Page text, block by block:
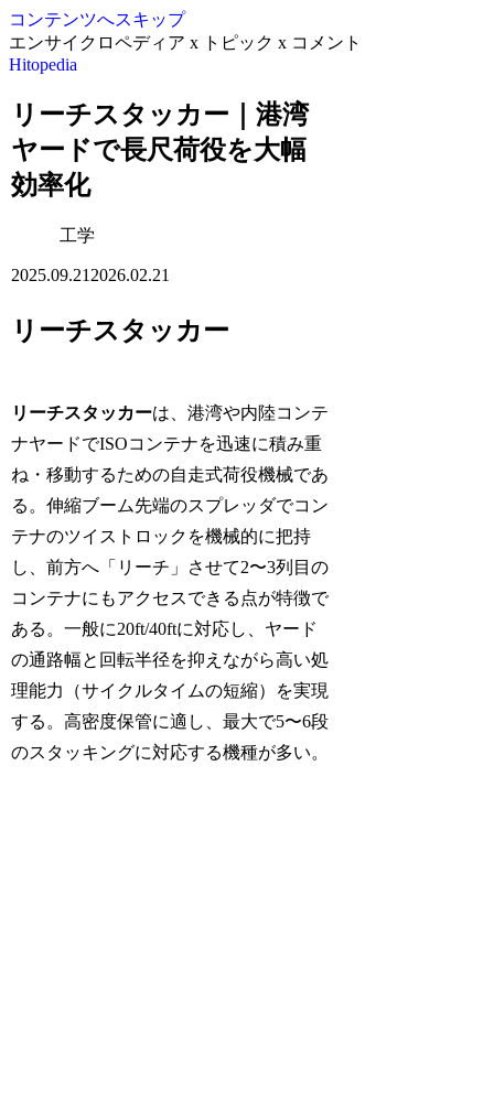
コンテンツへスキップ
エンサイクロペディア x トピック x コメント
Hitopedia
リーチスタッカー｜港湾
ヤードで長尺荷役を大幅
効率化
工学
2025.09.21 2026.02.21
リーチスタッカー
リーチスタッカーは、港湾や内陸コンテ
ナヤードでISOコンテナを迅速に積み重
ね・移動するための自走式荷役機械であ
る。伸縮ブーム先端のスプレッダでコン
テナのツイストロックを機械的に把持
し、前方へ「リーチ」させて2〜3列目の
コンテナにもアクセスできる点が特徴で
ある。一般に20ft/40ftに対応し、ヤード
の通路幅と回転半径を抑えながら高い処
理能力（サイクルタイムの短縮）を実現
する。高密度保管に適し、最大で5〜6段
のスタッキングに対応する機種が多い。